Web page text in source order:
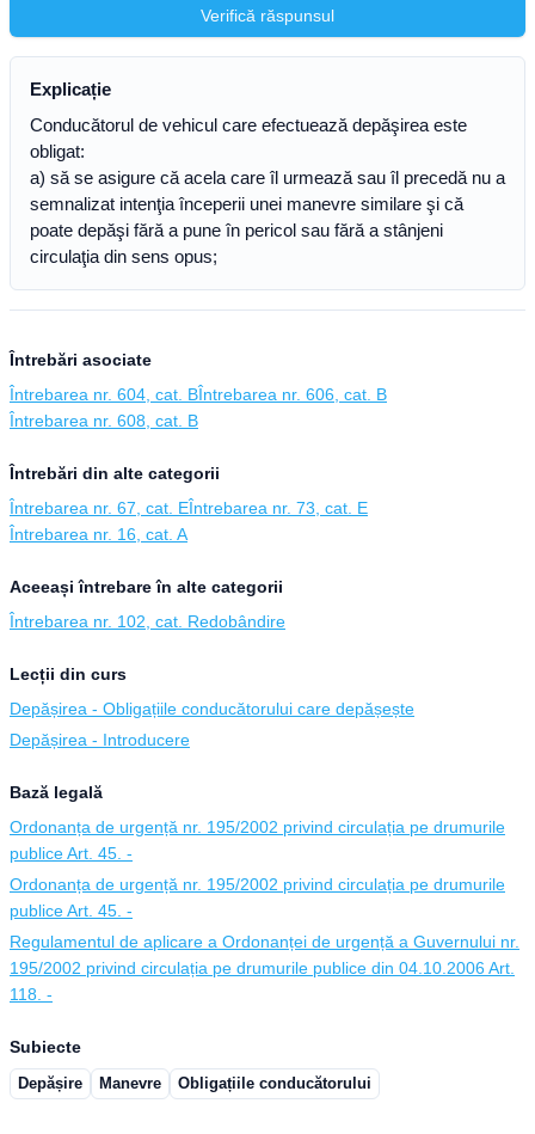
Verifică răspunsul
Explicație
Conducătorul de vehicul care efectuează depăşirea este
obligat:
a) să se asigure că acela care îl urmează sau îl precedă nu a
semnalizat intenţia începerii unei manevre similare şi că
poate depăşi fără a pune în pericol sau fără a stânjeni
circulaţia din sens opus;
Întrebări asociate
Întrebarea nr. 604, cat. BÎntrebarea nr. 606, cat. B
Întrebarea nr. 608, cat. B
Întrebări din alte categorii
Întrebarea nr. 67, cat. EÎntrebarea nr. 73, cat. E
Întrebarea nr. 16, cat. A
Aceeași întrebare în alte categorii
Întrebarea nr. 102, cat. Redobândire
Lecții din curs
Depășirea - Obligațiile conducătorului care depășește
Depășirea - Introducere
Bază legală
Ordonanța de urgență nr. 195/2002 privind circulația pe drumurile
publice Art. 45. -
Ordonanța de urgență nr. 195/2002 privind circulația pe drumurile
publice Art. 45. -
Regulamentul de aplicare a Ordonanței de urgență a Guvernului nr.
195/2002 privind circulația pe drumurile publice din 04.10.2006 Art.
118. -
Subiecte
Depășire Manevre Obligațiile conducătorului